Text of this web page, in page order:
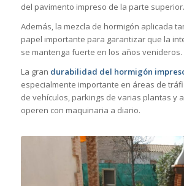
del pavimento impreso de la parte superior.
Además, la mezcla de hormigón aplicada
papel importante para garantizar que la
se mantenga fuerte en los años venideros.
La gran durabilidad del hormigón
especialmente importante en áreas de
de vehículos, parkings de varias plantas y
operen con maquinaria a diario.